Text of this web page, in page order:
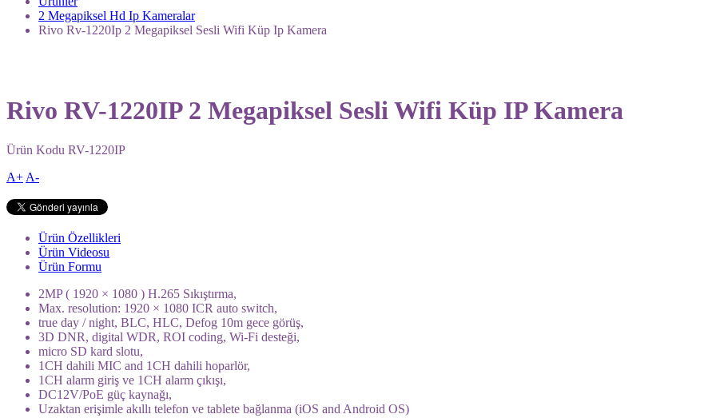
2 Megapiksel Hd Ip Kameralar
Rivo Rv-1220Ip 2 Megapiksel Sesli Wifi Küp Ip Kamera
Rivo RV-1220IP 2 Megapiksel Sesli Wifi Küp IP Kamera
Ürün Kodu RV-1220IP
A+ A-
Ürün Özellikleri
Ürün Videosu
Ürün Formu
2MP ( 1920 × 1080 ) H.265 Sıkıştırma,
Max. resolution: 1920 × 1080 ICR auto switch,
true day / night, BLC, HLC, Defog 10m gece görüş,
3D DNR, digital WDR, ROI coding, Wi-Fi desteği,
micro SD kard slotu,
1CH dahili MIC and 1CH dahili hoparlör,
1CH alarm giriş ve 1CH alarm çıkışı,
DC12V/PoE güç kaynağı,
Uzaktan erişimle akıllı telefon ve tablete bağlanma (iOS and Android OS)